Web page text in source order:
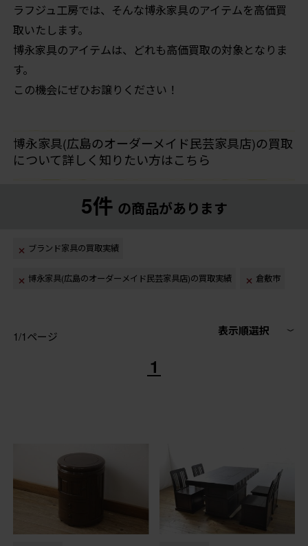
ラフジュ工房では、そんな博永家具のアイテムを高価買
取いたします。
博永家具のアイテムは、どれも高価買取の対象となりま
す。
この機会にぜひお譲りください！
博永家具(広島のオーダーメイド民芸家具店)の買取
について詳しく知りたい方はこちら
5件 の商品があります
ブランド家具の買取実績
博永家具(広島のオーダーメイド民芸家具店)の買取実績 倉敷市
1/1ページ 表示順選択
1